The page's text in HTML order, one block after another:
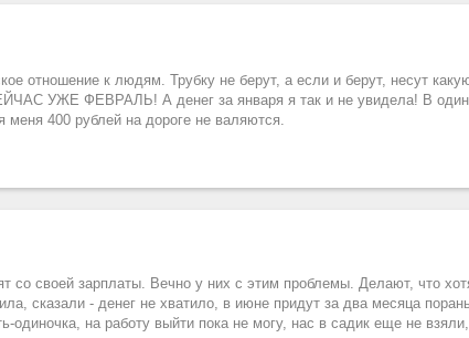
отношение к людям. Трубку не берут, а если и берут, несут
УЖЕ ФЕВРАЛЬ! А денег за января я так и не увидела! В
400 рублей на дороге не валяются.
со своей зарплаты. Вечно у них с этим проблемы. Делают, что
сказали - денег не хватило, в июне придут за два месяца
одиночка, на работу выйти пока не могу, нас в садик еще не